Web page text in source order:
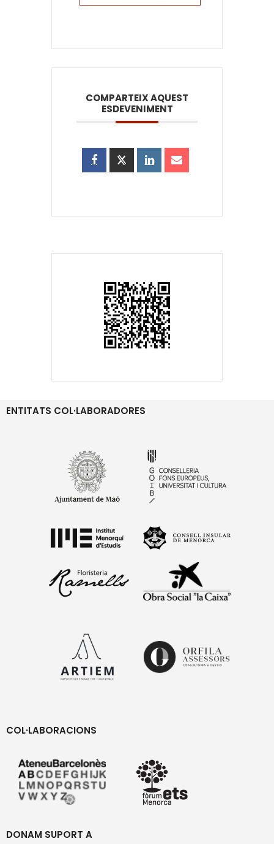
COMPARTEIX AQUEST
ESDEVENIMENT
ENTITATS COL·LABORADORES
COL·LABORACIONS
DONAM SUPORT A